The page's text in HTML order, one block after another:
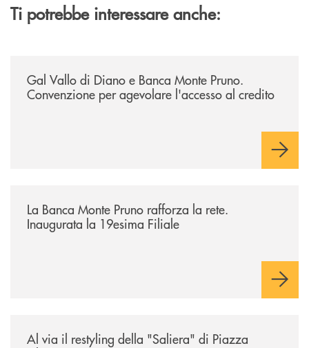
Ti potrebbe interessare anche:
Gal Vallo di Diano e Banca Monte Pruno.
Convenzione per agevolare l'accesso al credito
La Banca Monte Pruno rafforza la rete.
Inaugurata la 19esima Filiale
Al via il restyling della "Saliera" di Piazza